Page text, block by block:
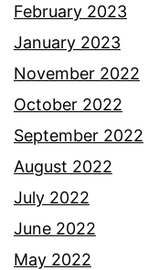
February 2023
January 2023
November 2022
October 2022
September 2022
August 2022
July 2022
June 2022
May 2022